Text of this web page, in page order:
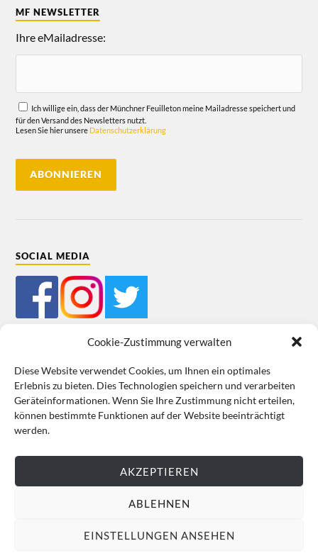
Cookie-Zustimmung verwalten
Diese Website verwendet Cookies, um Ihnen ein optimales
Erlebnis zu bieten. Dies Technologien speichern und verarbeiten
Geräteinformationen. Wenn Sie Ihre Zustimmung nicht erteilen,
können bestimmte Funktionen auf der Website beeinträchtigt
werden.
AKZEPTIEREN
ABLEHNEN
EINSTELLUNGEN ANSEHEN
MF NEWSLETTER
Ihre eMailadresse:
Ich willige ein, dass der Münchner Feuilleton meine Mailadresse speichert und
für den Versand des Newsletters nutzt.
Lesen Sie hier unsere Datenschutzerklärung
SOCIAL MEDIA
Mein Bestellkonto Kundeninformationen Datenschutz
Cookie-Richtlinie (EU) Impressum
VERTRAG WIDERRUFEN